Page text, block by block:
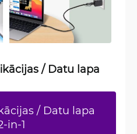
/ Datu lapa
/ Datu lapa
in-1